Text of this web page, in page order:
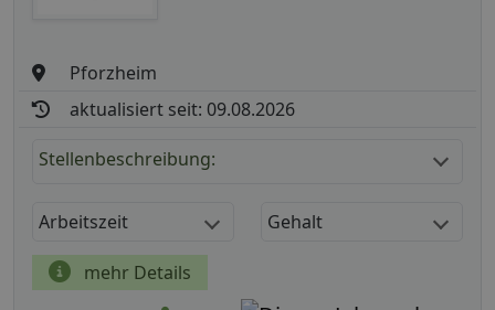
Pforzheim
aktualisiert seit: 09.08.2026
Stellenbeschreibung:
Arbeitszeit Gehalt
mehr Details